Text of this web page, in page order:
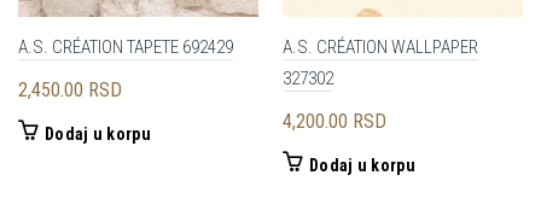
A.S. CRÉATION TAPETE 692429
2,450.00 RSD
Dodaj u korpu
A.S. CRÉATION WALLPAPER
327302
4,200.00 RSD
Dodaj u korpu